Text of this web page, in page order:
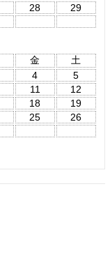
28
29
金
土
4
5
11
12
18
19
25
26